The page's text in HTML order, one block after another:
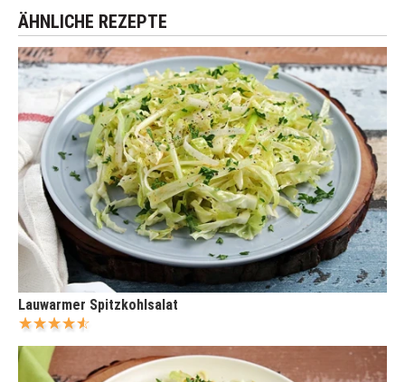
ÄHNLICHE REZEPTE
Lauwarmer Spitzkohlsalat